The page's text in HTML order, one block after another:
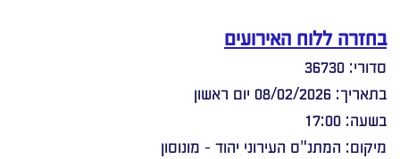
בחזרה ללוח האירועים
סדורי: 36730
בתאריך: 08/02/2026 יום ראשון
בשעה: 17:00
מיקום: המתנ"ס העירוני יהוד - מונוסון